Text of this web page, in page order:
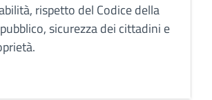
rispetto del Codice della
dei cittadini e